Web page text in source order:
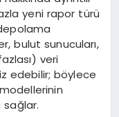
yeni rapor türü
bulut sunucuları,
veri
edebilir; böylece
sağlar.